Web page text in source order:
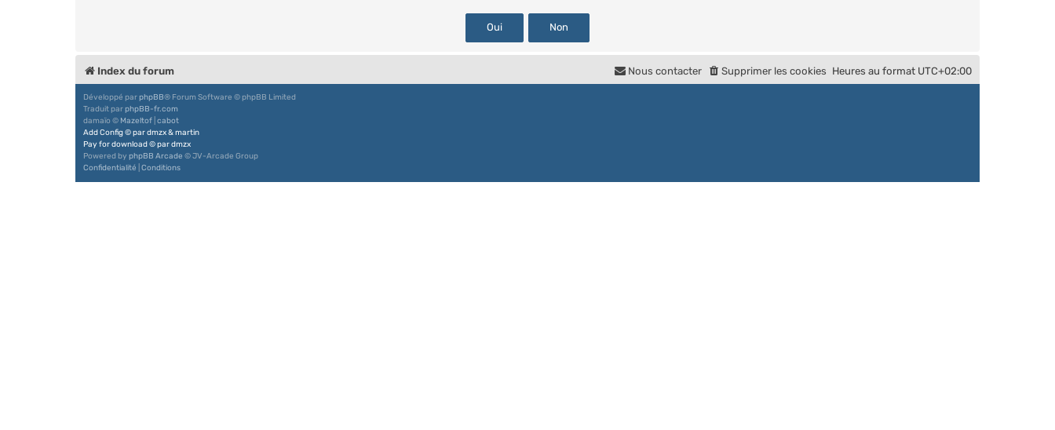
Index du forum Heures au format UTC+02:00
Supprimer les cookies
Nous contacter
Développé parphpBB® Forum Software © phpBB Limited
Traduit parphpBB-fr.com
damaïo © Mazeltof cabot
Add Config©pardmzx&martin
Pay for download©pardmzx
Powered by phpBB Arcade © JV-Arcade Group
Confidentialité Conditions